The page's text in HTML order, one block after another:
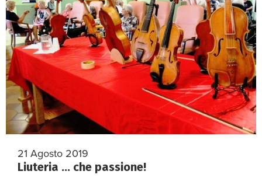
21 Agosto 2019
Liuteria … che passione!